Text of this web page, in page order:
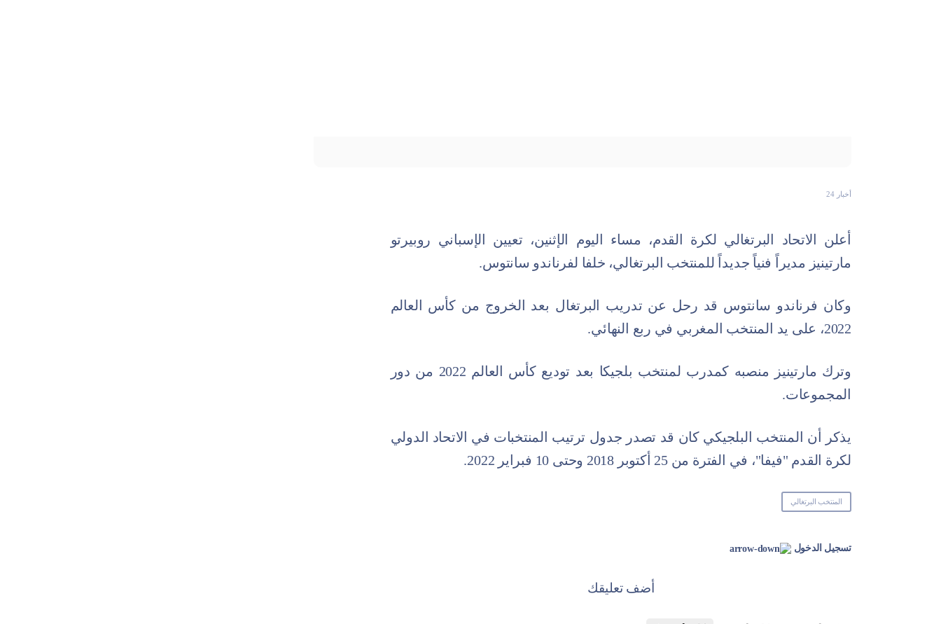
أخبار 24
أعلن الاتحاد البرتغالي لكرة القدم، مساء اليوم الإثنين، تعيين الإسباني روبيرتو
مارتينيز مديراً فنياً جديداً للمنتخب البرتغالي، خلفا لفرناندو سانتوس.
وكان فرناندو سانتوس قد رحل عن تدريب البرتغال بعد الخروج من كأس العالم
2022، على يد المنتخب المغربي في ربع النهائي.
وترك مارتينيز منصبه كمدرب لمنتخب بلجيكا بعد توديع كأس العالم 2022 من دور
المجموعات.
يذكر أن المنتخب البلجيكي كان قد تصدر جدول ترتيب المنتخبات في الاتحاد الدولي
لكرة القدم "فيفا"، في الفترة من 25 أكتوبر 2018 وحتى 10 فبراير 2022.
المنتخب البرتغالي
تسجيل الدخول
أضف تعليقك